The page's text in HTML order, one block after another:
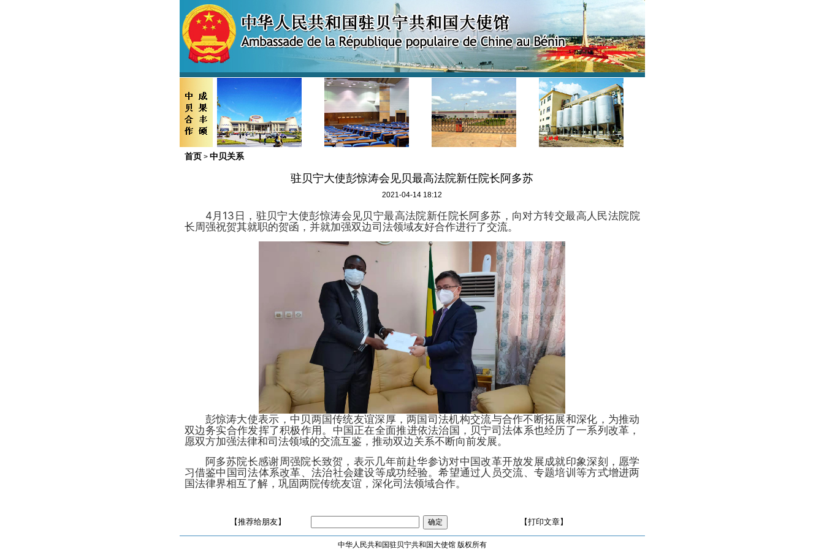
首页 > 中贝关系
驻贝宁大使彭惊涛会见贝最高法院新任院长阿多苏
2021-04-14 18:12
4月13日，驻贝宁大使彭惊涛会见贝宁最高法院新任院长阿多苏，向对方转交最高人民法院院
长周强祝贺其就职的贺函，并就加强双边司法领域友好合作进行了交流。
彭惊涛大使表示，中贝两国传统友谊深厚，两国司法机构交流与合作不断拓展和深化，为推动
双边务实合作发挥了积极作用。中国正在全面推进依法治国，贝宁司法体系也经历了一系列改革，
愿双方加强法律和司法领域的交流互鉴，推动双边关系不断向前发展。
阿多苏院长感谢周强院长致贺，表示几年前赴华参访对中国改革开放发展成就印象深刻，愿学
习借鉴中国司法体系改革、法治社会建设等成功经验。希望通过人员交流、专题培训等方式增进两
国法律界相互了解，巩固两院传统友谊，深化司法领域合作。
【推荐给朋友】 【打印文章】
中华人民共和国驻贝宁共和国大使馆 版权所有